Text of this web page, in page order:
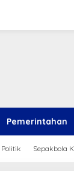
Pemerintahan
Sepakbola